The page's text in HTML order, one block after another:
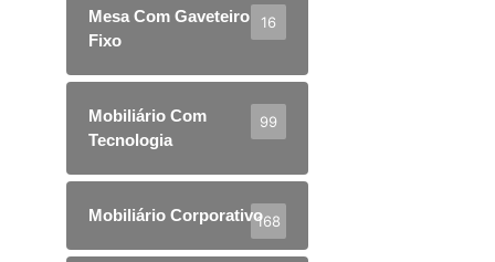
Mesa Com Gaveteiro
Fixo
16
Mobiliário Com
Tecnologia
99
Mobiliário Corporativo168